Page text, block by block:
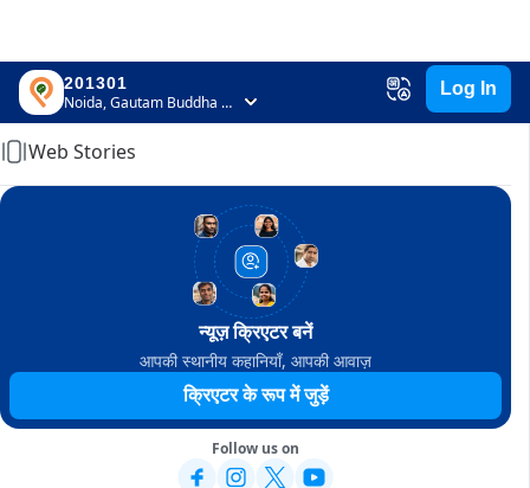
201301
Noida, Gautam Buddha Nagar, Uttar Pradesh
Log In
Home
Web Stories
न्यूज़ क्रिएटर बनें
आपकी स्थानीय कहानियाँ, आपकी आवाज़
क्रिएटर के रूप में जुड़ें
Follow us on